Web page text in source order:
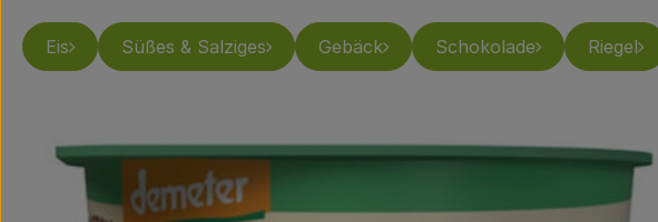
Eis Süßes & Salziges Gebäck Schokolade Riegel